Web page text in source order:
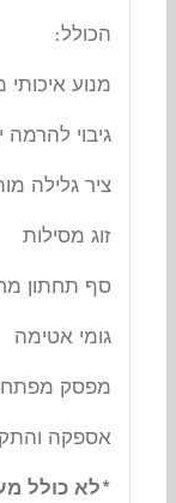
הכולל:
מנוע
גיבוי להרמה
ציר גלילה
זוג מסילות
סף תחתון
גומי אטימה
מפסק
אספקה
*לא כולל